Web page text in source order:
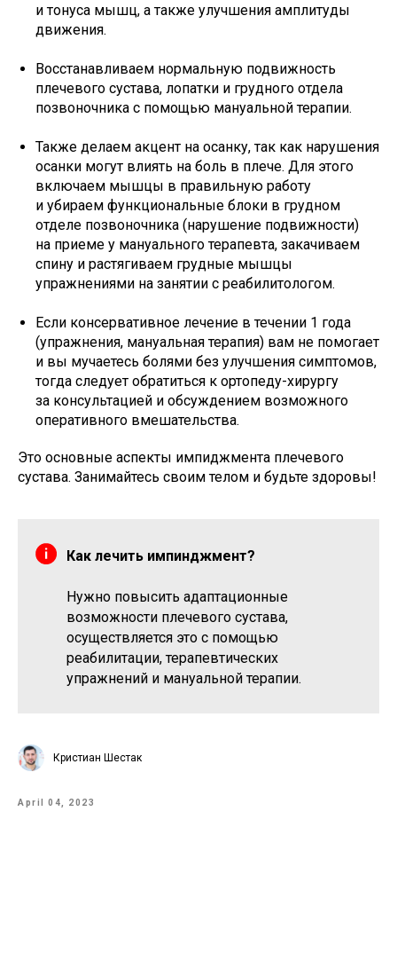
и тонуса мышц, а также улучшения амплитуды
движения.
Восстанавливаем нормальную подвижность
плечевого сустава, лопатки и грудного отдела
позвоночника с помощью мануальной терапии.
Также делаем акцент на осанку, так как нарушения
осанки могут влиять на боль в плече. Для этого
включаем мышцы в правильную работу
и убираем функциональные блоки в грудном
отделе позвоночника (нарушение подвижности)
на приеме у мануального терапевта, закачиваем
спину и растягиваем грудные мышцы
упражнениями на занятии с реабилитологом.
Если консервативное лечение в течении 1 года
(упражнения, мануальная терапия) вам не помогает
и вы мучаетесь болями без улучшения симптомов,
тогда следует обратиться к ортопеду-хирургу
за консультацией и обсуждением возможного
оперативного вмешательства.
Это основные аспекты импиджмента плечевого
сустава. Занимайтесь своим телом и будьте здоровы!
Как лечить импинджмент?
Нужно повысить адаптационные
возможности плечевого сустава,
осуществляется это с помощью
реабилитации, терапевтических
упражнений и мануальной терапии.
Кристиан Шестак
April 04, 2023